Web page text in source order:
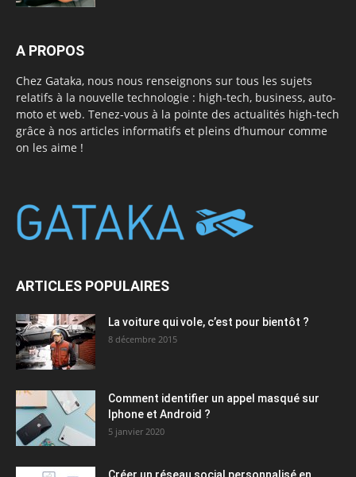
A PROPOS
Chez Gataka, nous nous renseignons sur tous les sujets
relatifs à la nouvelle technologie : high-tech, business, auto-
moto et web. Tenez-vous à la pointe des actualités high-tech
grâce à nos articles informatifs et pleins d’humour comme
on les aime !
ARTICLES POPULAIRES
La voiture qui vole, c’est pour bientôt ?
8 décembre 2015
Comment identifier un appel masqué sur
Iphone et Android ?
5 janvier 2020